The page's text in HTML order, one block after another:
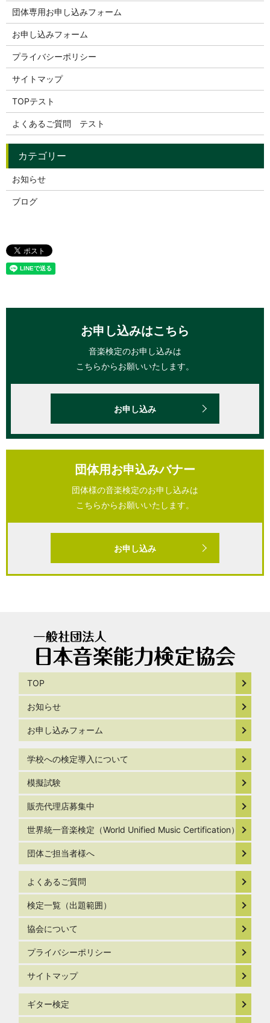
団体専用お申し込みフォーム
お申し込みフォーム
プライバシーポリシー
サイトマップ
TOPテスト
よくあるご質問 テスト
お知らせ
ブログ
お申し込みはこちら
音楽検定のお申し込みは
こちらからお願いいたします。
お申し込み
団体用お申込みバナー
団体様の音楽検定のお申し込みは
こちらからお願いいたします。
お申し込み
TOP
お知らせ
お申し込みフォーム
学校への検定導入について
模擬試験
販売代理店募集中
世界統一音楽検定（World Unified Music Certification）
団体ご担当者様へ
よくあるご質問
検定一覧（出題範囲）
協会について
プライバシーポリシー
サイトマップ
ギター検定